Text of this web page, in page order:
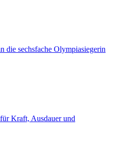
die sechsfache Olympiasiegerin
Kraft, Ausdauer und